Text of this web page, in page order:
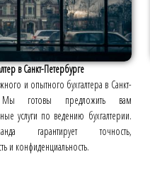
в Санкт-Петербурге
и опытного бухгалтера в Санкт-
Мы готовы предложить вам
услуги по ведению бухгалтерии.
гарантирует точность,
и конфиденциальность.